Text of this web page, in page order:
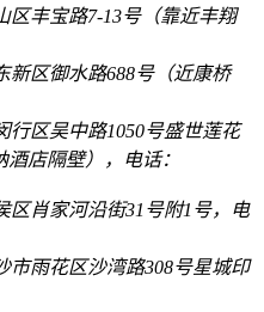
区丰宝路7-13号（靠近丰翔
新区御水路688号（近康桥
行区吴中路1050号盛世莲花
店隔壁），电话：
区肖家河沿街31号附1号，电
市雨花区沙湾路308号星城印